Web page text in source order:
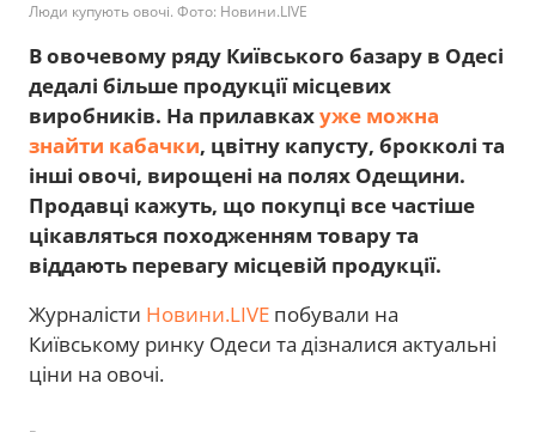
Люди купують овочі. Фото: Новини.LIVЕ
В овочевому ряду Київського базару в Одесі
дедалі більше продукції місцевих
виробників. На прилавкахуже можна
знайти кабачки, цвітну капусту, брокколі та
інші овочі, вирощені на полях Одещини.
Продавці кажуть, що покупці все частіше
цікавляться походженням товару та
віддають перевагу місцевій продукції.
Журналісти Новини.LIVE побували на
Київському ринку Одеси та дізналися актуальні
ціни на овочі.